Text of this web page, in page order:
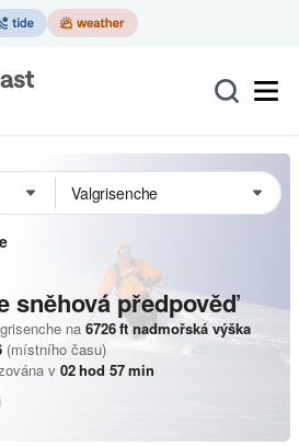
sněhová předpověď
na 6726ftnadmořská výška
(místního času)
v 02hod 57min